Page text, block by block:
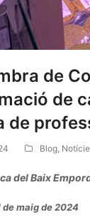
de
de
de
Blog
del Baix
de maig de 2024